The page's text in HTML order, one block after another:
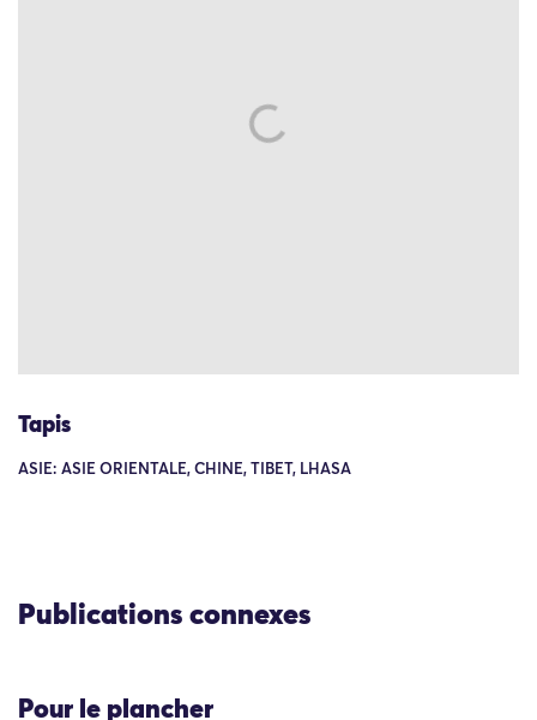
Tapis
ASIE: ASIE ORIENTALE, CHINE, TIBET, LHASA
Publications connexes
Pour le plancher